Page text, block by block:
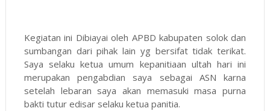
Kegiatan ini Dibiayai oleh APBD kabupaten solok dan
sumbangan dari pihak lain yg bersifat tidak terikat.
Saya selaku ketua umum kepanitiaan ultah hari ini
merupakan pengabdian saya sebagai ASN karna
setelah lebaran saya akan memasuki masa purna
bakti tutur edisar selaku ketua panitia.